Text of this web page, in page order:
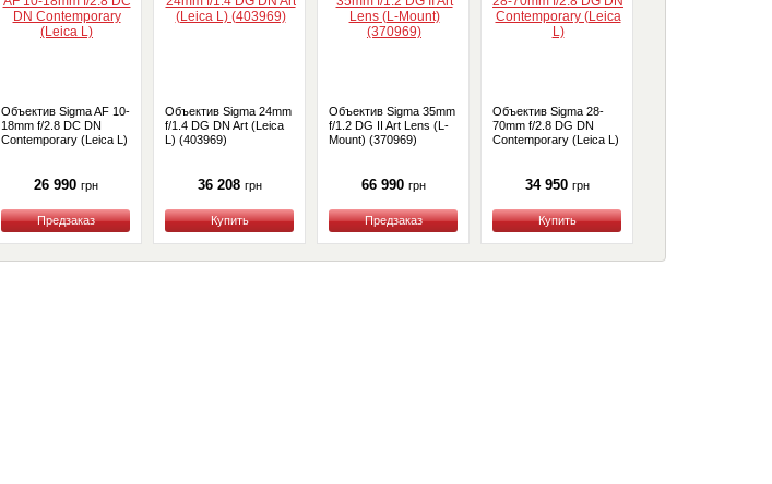
Объектив Sigma AF 10-
18mm f/2.8 DC DN
Contemporary (Leica L)
26 990 грн
Купить
Объектив Sigma 24mm
f/1.4 DG DN Art (Leica
L) (403969)
36 208 грн
Купить
Объектив Sigma 35mm
f/1.2 DG II Art Lens (L-
Mount) (370969)
66 990 грн
Купить
Объектив Sigma 28-
70mm f/2.8 DG DN
Contemporary (Leica L)
34 950 грн
Купить